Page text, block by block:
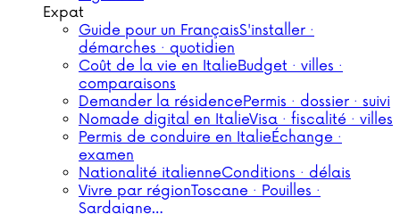
Expat
Guide pour un FrançaisS'installer ·
démarches · quotidien
Coût de la vie en ItalieBudget · villes ·
comparaisons
Demander la résidencePermis · dossier · suivi
Nomade digital en ItalieVisa · fiscalité · villes
Permis de conduire en ItalieÉchange ·
examen
Nationalité italienneConditions · délais
Vivre par régionToscane · Pouilles ·
Sardaigne…